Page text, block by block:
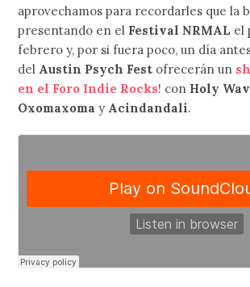
aprovechamos para recordarles que la
presentando en el Festival NRMAL el
febrero y, por si fuera poco, un día
del Austin Psych Fest ofrecerán un
en el Foro Indie Rocks! con Holy
Oxomaxoma y Acindandali.